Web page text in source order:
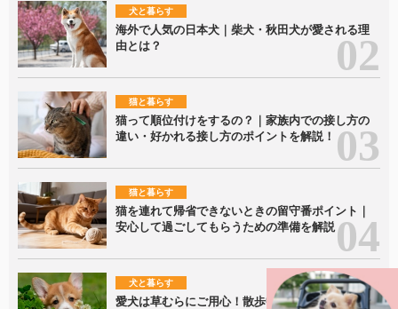
犬と暮らす
海外で人気の日本犬｜柴犬・秋田犬が愛される理
由とは？
猫と暮らす
猫って順位付けをするの？｜家族内での接し方の
違い・好かれる接し方のポイントを解説！
猫と暮らす
猫を連れて帰省できないときの留守番ポイント｜
安心して過ごしてもらうための準備を解説
犬と暮らす
愛犬は草むらにご用心！散歩中に潜むリスクと安